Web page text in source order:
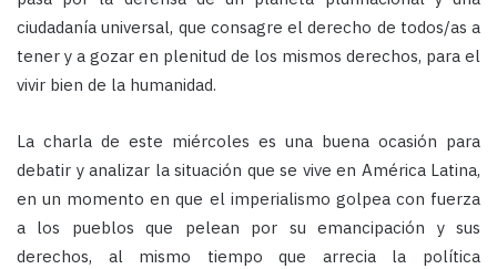
ciudadanía universal, que consagre el derecho de todos/as a
tener y a gozar en plenitud de los mismos derechos, para el
vivir bien de la humanidad.
La charla de este miércoles es una buena ocasión para
debatir y analizar la situación que se vive en América Latina,
en un momento en que el imperialismo golpea con fuerza
a los pueblos que pelean por su emancipación y sus
derechos, al mismo tiempo que arrecia la política